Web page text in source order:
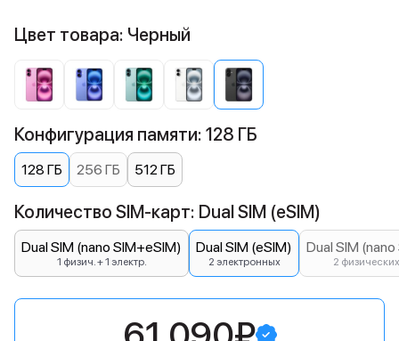
Цвет товара: Черный
Конфигурация памяти: 128 ГБ
128 ГБ 256 ГБ 512 ГБ
Количество SIM-карт: Dual SIM (eSIM)
Dual SIM (nano SIM+eSIM)
1 физич. + 1 электр.
Dual SIM (eSIM)
2 электронных
Dual SIM
2 физических